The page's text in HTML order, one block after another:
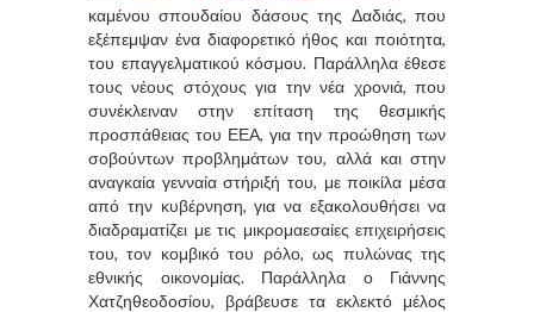
καμένου σπουδαίου δάσους της Δαδιάς, που
εξέπεμψαν ένα διαφορετικό ήθος και ποιότητα,
του επαγγελματικού κόσμου. Παράλληλα έθεσε
τους νέους στόχους για την νέα χρονιά, που
συνέκλειναν στην επίταση της θεσμικής
προσπάθειας του ΕΕΑ, για την προώθηση των
σοβούντων προβλημάτων του, αλλά και στην
αναγκαία γενναία στήριξή του, με ποικίλα μέσα
από την κυβέρνηση, για να εξακολουθήσει να
διαδραματίζει με τις μικρομαεσαίες επιχειρήσεις
του, τον κομβικό του ρόλο, ως πυλώνας της
εθνικής οικονομίας. Παράλληλα ο Γιάννης
Χατζηθεοδοσίου, βράβευσε τα εκλεκτό μέλος